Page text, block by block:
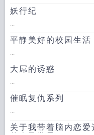
妖行纪
...
平静美好的校园生活
...
大屌的诱惑
...
催眠复仇系列
...
关于我带着脑内恋